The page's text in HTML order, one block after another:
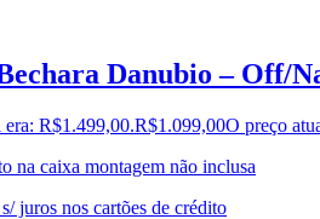
Danubio – Off/
R$1.499,00.R$1.099,00O preço
na caixa montagem não inclusa
juros nos cartões de crédito